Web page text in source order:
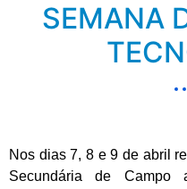
SEMANA
Nos dias 7, 8 e 9 de abril
Secundária de